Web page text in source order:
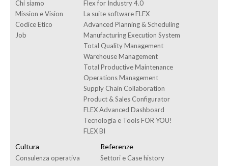
Chi siamo
Mission e Vision
Codice Etico
Job
Flex for Industry 4.0
La suite software FLEX
Advanced Planning & Scheduling
Manufacturing Execution System
Total Quality Management
Warehouse Management
Total Productive Maintenance
Operations Management
Supply Chain Collaboration
Product & Sales Configurator
FLEX Advanced Dashboard
Tecnologia e Tools FOR YOU!
FLEX BI
Cultura
Consulenza operativa
Referenze
Settori e Case history